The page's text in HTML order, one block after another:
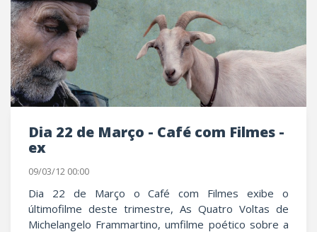
Dia 22 de Março - Café com Filmes -
ex
09/03/12 00:00
Dia 22 de Março o Café com Filmes exibe o
últimofilme deste trimestre, As Quatro Voltas de
Michelangelo Frammartino, umfilme poético sobre a